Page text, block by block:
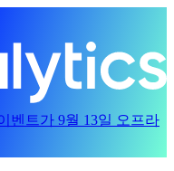
벤트가 9월 13일 오프라